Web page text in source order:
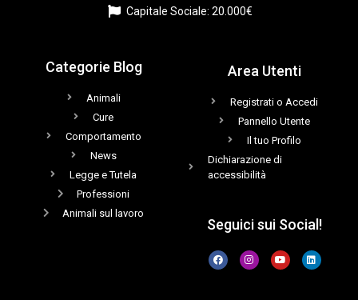
Capitale Sociale: 20.000€
Categorie Blog
Animali
Cure
Comportamento
News
Legge e Tutela
Professioni
Animali sul lavoro
Area Utenti
Registrati o Accedi
Pannello Utente
Il tuo Profilo
Dichiarazione di
accessibilità
Seguici sui Social!